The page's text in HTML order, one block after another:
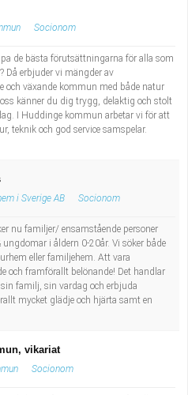
Socionom
de bästa förutsättningarna för alla som
Då erbjuder vi mängder av
och växande kommun med både natur
känner du dig trygg, delaktig och stolt
I Huddinge kommun arbetar vi för att
teknik och god service samspelar.
i Sverige AB Socionom
nu familjer/ ensamstående personer
i åldern 0-20år. Vi söker både
eller familjehem. Att vara
och framförallt belönande! Det handlar
familj, sin vardag och erbjuda
mycket glädje och hjärta samt en
vikariat
Socionom